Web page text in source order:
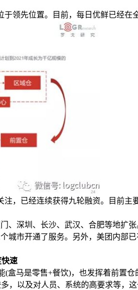
领先位置。目前，每日优鲜已经在
，已经连续获得九轮融资。目前
、深圳、长沙、武汉、合肥等地扩张
城市开通了服务。另外，美团内部
快速
盒马是零售+餐饮)，也发挥着前置
，以及对人员、系统的高要求等，